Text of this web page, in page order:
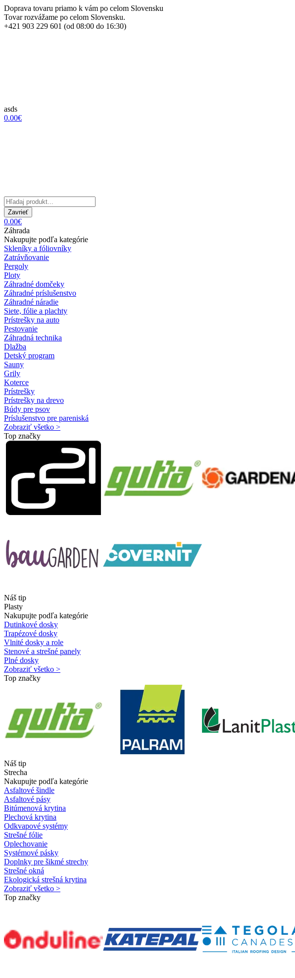
Doprava tovaru priamo k vám po celom Slovensku
Tovar rozvážame po celom Slovensku.
+421 903 229 601 (od 08:00 do 16:30)
asds
0.00€
Zavrieť
0.00€
Záhrada
Nakupujte podľa kategórie
Skleníky a fóliovníky
Zatrávňovanie
Pergoly
Ploty
Záhradné domčeky
Záhradné príslušenstvo
Záhradné náradie
Siete, fólie a plachty
Prístrešky na auto
Pestovanie
Záhradná technika
Dlažba
Detský program
Sauny
Grily
Koterce
Prístrešky
Prístrešky na drevo
Búdy pre psov
Príslušenstvo pre pareniská
Zobraziť všetko >
Top značky
Náš tip
Plasty
Nakupujte podľa kategórie
Dutinkové dosky
Trapézové dosky
Vlnité dosky a role
Stenové a strešné panely
Plné dosky
Zobraziť všetko >
Top značky
Náš tip
Strecha
Nakupujte podľa kategórie
Asfaltové šindle
Asfaltové pásy
Bitúmenová krytina
Plechová krytina
Odkvapové systémy
Strešné fólie
Oplechovanie
Systémové pásky
Doplnky pre šikmé strechy
Strešné okná
Ekologická strešná krytina
Zobraziť všetko >
Top značky